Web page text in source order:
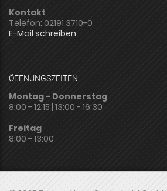
Kontakt
Telefon: 02191 3710-0
E-Mail schreiben
ÖFFNUNGSZEITEN
Montag - Donnerstag
8:00 - 12:15 | 13:00 - 16:30
Freitag
8:00 - 13:00